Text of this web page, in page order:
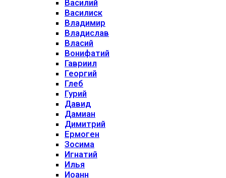
Василий
Василиск
Владимир
Владислав
Власий
Вонифатий
Гавриил
Георгий
Глеб
Гурий
Давид
Дамиан
Димитрий
Ермоген
Зосима
Игнатий
Илья
Иоанн